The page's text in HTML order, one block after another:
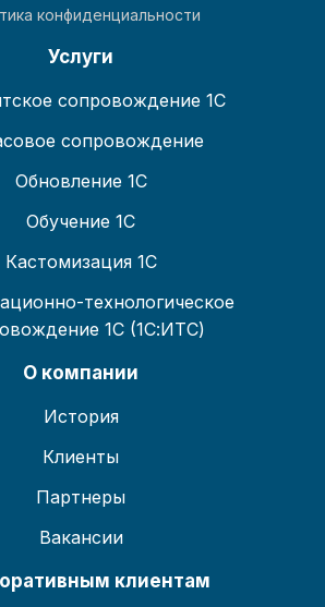
конфиденциальности
Услуги
сопровождение 1С
сопровождение
Обновление 1С
Обучение 1С
Кастомизация 1С
технологическое
1С (1С:ИТС)
О компании
История
Клиенты
Партнеры
Вакансии
клиентам